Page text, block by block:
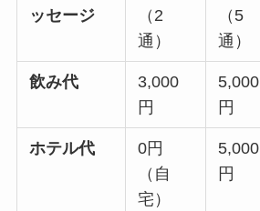
ッセージ
（2
通）
（5
通）
飲み代
3,000
円
5,000
円
ホテル代
0円
（自
宅）
5,000
円